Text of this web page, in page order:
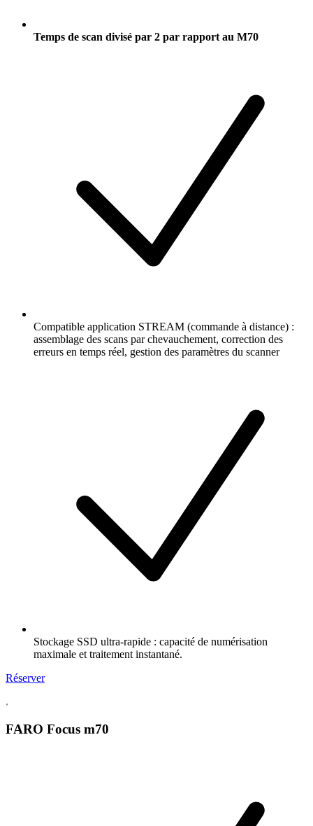
Temps de scan divisé par 2 par rapport au M70
Compatible application STREAM (commande à distance) :
assemblage des scans par chevauchement, correction des
erreurs en temps réel, gestion des paramètres du scanner
Stockage SSD ultra-rapide : capacité de numérisation
maximale et traitement instantané.
Réserver
FARO Focus m70